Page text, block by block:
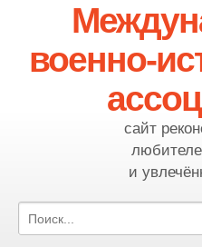
военно-
сайт
и